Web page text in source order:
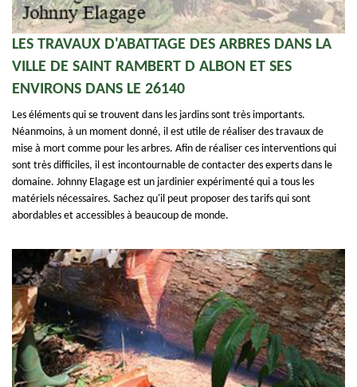
LES TRAVAUX D'ABATTAGE DES ARBRES DANS LA
VILLE DE SAINT RAMBERT D ALBON ET SES
ENVIRONS DANS LE 26140
Les éléments qui se trouvent dans les jardins sont très importants.
Néanmoins, à un moment donné, il est utile de réaliser des travaux de
mise à mort comme pour les arbres. Afin de réaliser ces interventions qui
sont très difficiles, il est incontournable de contacter des experts dans le
domaine. Johnny Elagage est un jardinier expérimenté qui a tous les
matériels nécessaires. Sachez qu'il peut proposer des tarifs qui sont
abordables et accessibles à beaucoup de monde.